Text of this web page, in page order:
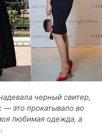
черный свитер,
— это прокатывало во
любимая одежда, а